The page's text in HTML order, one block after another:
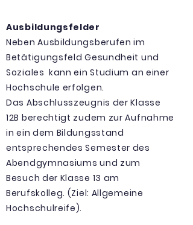
Ausbildungsfelder
Neben Ausbildungsberufen im
Betätigungsfeld Gesundheit und
Soziales kann ein Studium an einer
Hochschule erfolgen.
Das Abschlusszeugnis der Klasse
12B berechtigt zudem zur Aufnahme
in ein dem Bildungsstand
entsprechendes Semester des
Abendgymnasiums und zum
Besuch der Klasse 13 am
Berufskolleg. (Ziel: Allgemeine
Hochschulreife).